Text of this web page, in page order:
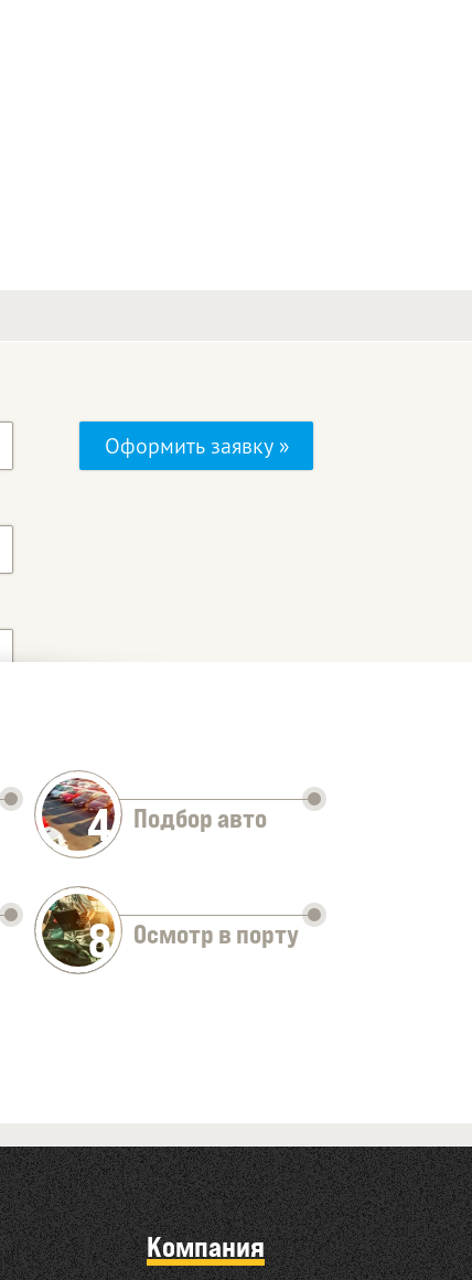
Оформить заявку »
4 Подбор авто
8 Осмотр в порту
Компания